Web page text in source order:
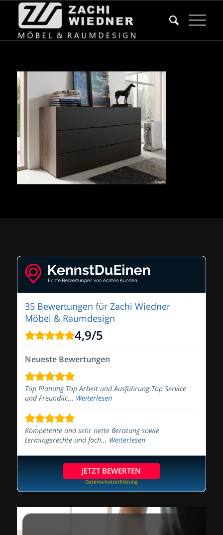
35 Bewertungen für Zachi Wiedner
Möbel & Raumdesign
4,9/5
Neueste Bewertungen
Top Planung Top Arbeit und Ausführung Top Service
und Freundlic... Weiterlesen
Kompetente und sehr nette Beratung sowie
termingerechte und fach... Weiterlesen
JETZT BEWERTEN
Datenschutzerklärung